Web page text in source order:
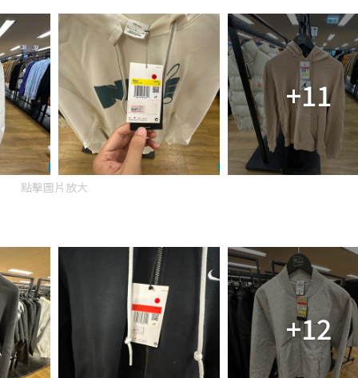
+11
點擊圖片放大
+12